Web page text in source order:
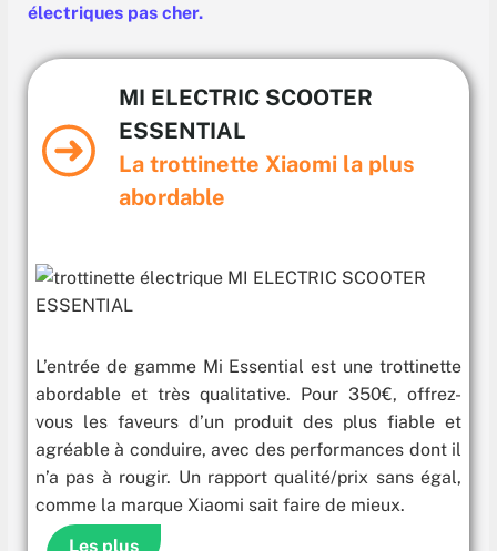
électriques pas cher.
MI ELECTRIC SCOOTER
ESSENTIAL
La trottinette Xiaomi la plus
abordable
L’entrée de gamme Mi Essential est une trottinette
abordable et très qualitative. Pour 350€, offrez-
vous les faveurs d’un produit des plus fiable et
agréable à conduire, avec des performances dont il
n’a pas à rougir. Un rapport qualité/prix sans égal,
comme la marque Xiaomi sait faire de mieux.
Les plus